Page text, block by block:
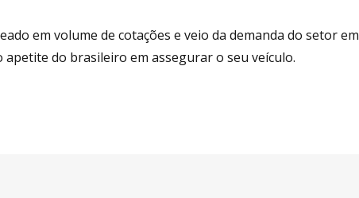
em volume de cotações e veio da demanda do setor em
do brasileiro em assegurar o seu veículo.